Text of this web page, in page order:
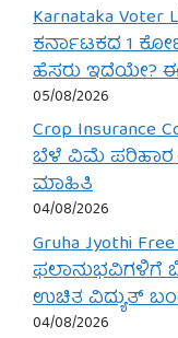
Karnataka
ಕರ್ನಾಟಕದ 1
ಹೆಸರು ಇದೆಯೇ?
05/08/2026
Crop Insurance
ಬೆಳೆ ವಿಮೆ ಪರಿಹಾರ
ಮಾಹಿತಿ
04/08/2026
Gruha Jyothi
ಫಲಾನುಭವಿಗಳಿಗೆ
ಉಚಿತ ವಿದ್ಯುತ್
04/08/2026